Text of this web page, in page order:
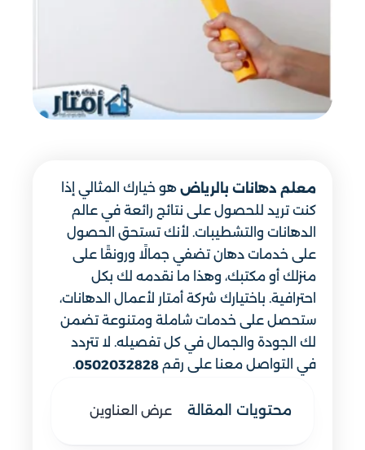
معلم دهانات بالرياض هو خيارك المثالي إذا
كنت تريد للحصول على نتائج رائعة في عالم
الدهانات والتشطيبات. لأنك تستحق الحصول
على خدمات دهان تضفي جمالًا ورونقًا على
منزلك أو مكتبك، وهذا ما نقدمه لك بكل
احترافية. باختيارك شركة أمتار لأعمال الدهانات،
ستحصل على خدمات شاملة ومتنوعة تضمن
لك الجودة والجمال في كل تفصيله. لا تتردد
في التواصل معنا على رقم 0502032828
.
محتويات المقالة عرض العناوين